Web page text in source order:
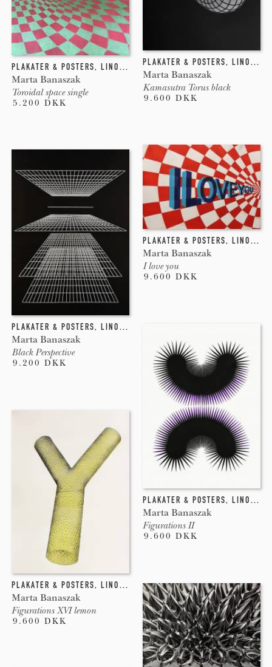
PLAKATER & POSTERS, LINOLEUMSTRYK
Marta Banaszak
Toroidal space single
5.200 DKK
PLAKATER & POSTERS, LINOLEUMSTRYK
Marta Banaszak
Kamasutra Torus black
9.600 DKK
PLAKATER & POSTERS, LINOLEUMSTRYK
Marta Banaszak
I love you
9.600 DKK
PLAKATER & POSTERS, LINOLEUMSTRYK
Marta Banaszak
Black Perspective
9.200 DKK
PLAKATER & POSTERS, LINOLEUMSTRYK
Marta Banaszak
Figurations II
9.600 DKK
PLAKATER & POSTERS, LINOLEUMSTRYK
Marta Banaszak
Figurations XVI lemon
9.600 DKK